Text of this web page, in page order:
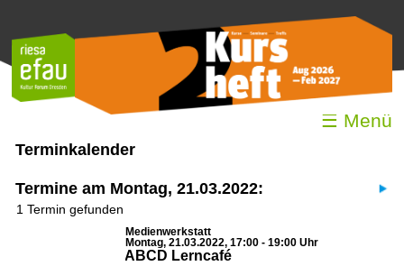
☰ Menü
Terminkalender
Termine am Montag, 21.03.2022:
1 Termin gefunden
Medienwerkstatt
Montag, 21.03.2022, 17:00 - 19:00 Uhr
ABCD Lerncafé